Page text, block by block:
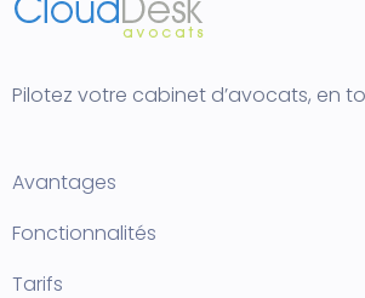
Pilotez votre cabinet d’avocats, en
Avantages
Fonctionnalités
Tarifs